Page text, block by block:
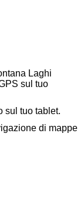
Laghi
sul tuo
sul tuo tablet.
di mappe